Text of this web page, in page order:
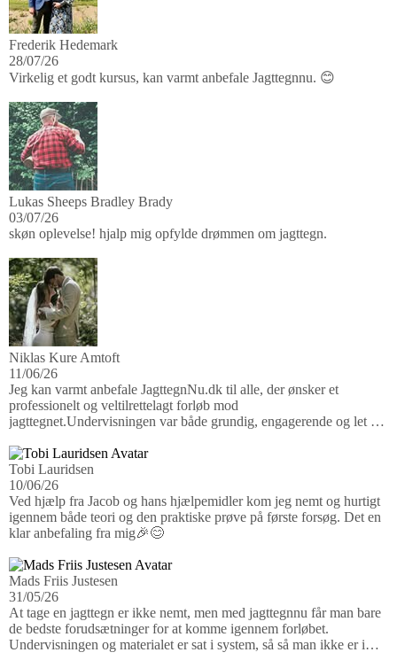
Frederik Hedemark
28/07/26
Virkelig et godt kursus, kan varmt anbefale Jagttegnnu. 😊
Lukas Sheeps Bradley Brady
03/07/26
skøn oplevelse! hjalp mig opfylde drømmen om jagttegn.
Niklas Kure Amtoft
11/06/26
Jeg kan varmt anbefale JagttegnNu.dk til alle, der ønsker et
professionelt og veltilrettelagt forløb mod
jagttegnet.Undervisningen var både grundig, engagerende og let at
forløbet. Instruktørerne var kompetente, hjælpsomme og altid klar
til at besvare spørgsmål, så man følte sig godt forberedt til
prøverne.Takket være den høje kvalitet af undervisningen bestod
jeg teoriprøven uden en eneste fejl, og jeg bestod også den
praktiske prøve i første forsøg. Det vidner om et
undervisningsforløb, hvor der bliver lagt vægt på både faglighed,
mit forløb og kan uden tøven anbefale JagttegnNu.dk til kommende
jægere, der ønsker de bedste forudsætninger for at bestå
jagttegnsprøven.
Tobi Lauridsen
10/06/26
Ved hjælp fra Jacob og hans hjælpemidler kom jeg nemt og hurtigt
igennem både teori og den praktiske prøve på første forsøg. Det en
klar anbefaling fra mig🎉😊
Mads Friis Justesen
31/05/26
At tage en jagttegn er ikke nemt, men med jagttegnnu får man bare
de bedste forudsætninger for at komme igennem forløbet.
Undervisningen og materialet er sat i system, så så man ikke er i